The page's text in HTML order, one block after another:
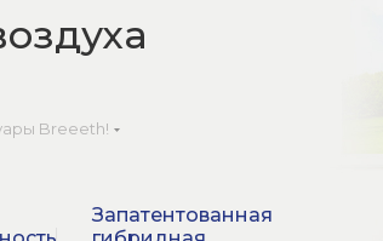
Breeeth!
Запатентованная